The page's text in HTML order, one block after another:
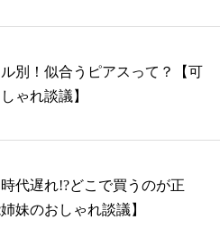
別！似合うピアスって？【可
ゃれ談議】
代遅れ!?どこで買うのが正
妹のおしゃれ談議】